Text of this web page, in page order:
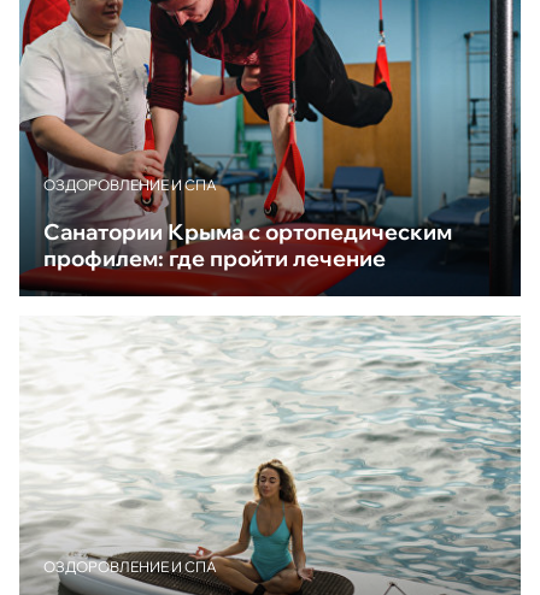
ОЗДОРОВЛЕНИЕ И СПА
Санатории Крыма с ортопедическим
профилем: где пройти лечение
ОЗДОРОВЛЕНИЕ И СПА